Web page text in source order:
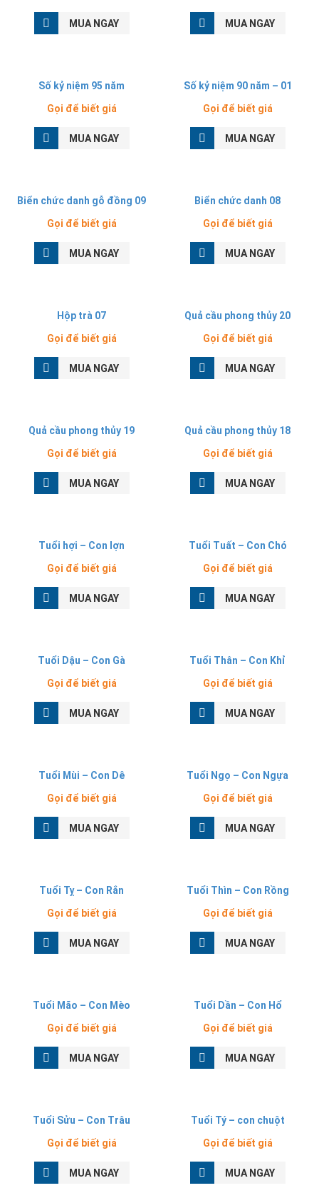
MUA NGAY MUA NGAY
Số kỷ niệm 95 năm
Gọi để biết giá
MUA NGAY
Số kỷ niệm 90 năm – 01
Gọi để biết giá
MUA NGAY
Biển chức danh gỗ đồng 09
Gọi để biết giá
MUA NGAY
Biển chức danh 08
Gọi để biết giá
MUA NGAY
Hộp trà 07
Gọi để biết giá
MUA NGAY
Quả cầu phong thủy 20
Gọi để biết giá
MUA NGAY
Quả cầu phong thủy 19
Gọi để biết giá
MUA NGAY
Quả cầu phong thủy 18
Gọi để biết giá
MUA NGAY
Tuổi hợi – Con lợn
Gọi để biết giá
MUA NGAY
Tuổi Tuất – Con Chó
Gọi để biết giá
MUA NGAY
Tuổi Dậu – Con Gà
Gọi để biết giá
MUA NGAY
Tuổi Thân – Con Khỉ
Gọi để biết giá
MUA NGAY
Tuổi Mùi – Con Dê
Gọi để biết giá
MUA NGAY
Tuổi Ngọ – Con Ngựa
Gọi để biết giá
MUA NGAY
Tuổi Tỵ – Con Rắn
Gọi để biết giá
MUA NGAY
Tuổi Thìn – Con Rồng
Gọi để biết giá
MUA NGAY
Tuổi Mão – Con Mèo
Gọi để biết giá
MUA NGAY
Tuổi Dần – Con Hổ
Gọi để biết giá
MUA NGAY
Tuổi Sửu – Con Trâu
Gọi để biết giá
MUA NGAY
Tuổi Tý – con chuột
Gọi để biết giá
MUA NGAY